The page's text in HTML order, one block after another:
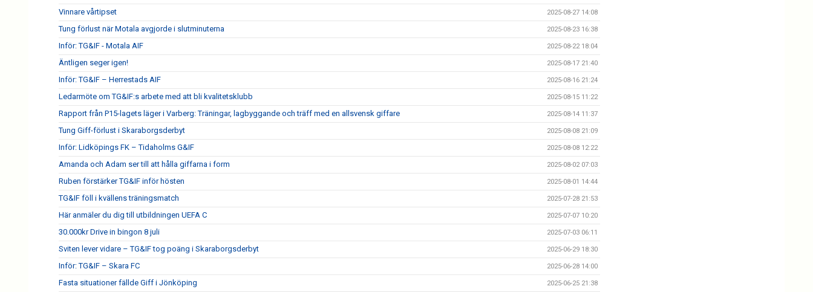
Vinnare vårtipset 2025-08-27 14:08
Tung förlust när Motala avgjorde i slutminuterna 2025-08-23 16:38
Inför: TG&IF - Motala AIF 2025-08-22 18:04
Äntligen seger igen! 2025-08-17 21:40
Inför: TG&IF – Herrestads AIF 2025-08-16 21:24
Ledarmöte om TG&IF:s arbete med att bli kvalitetsklubb 2025-08-15 11:22
Rapport från P15-lagets läger i Varberg: Träningar, lagbyggande och träff med en allsvensk giffare 2025-08-14 11:37
Tung Giff-förlust i Skaraborgsderbyt 2025-08-08 21:09
Inför: Lidköpings FK – Tidaholms G&IF 2025-08-08 12:22
Amanda och Adam ser till att hålla giffarna i form 2025-08-02 07:03
Ruben förstärker TG&IF inför hösten 2025-08-01 14:44
TG&IF föll i kvällens träningsmatch 2025-07-28 21:53
Här anmäler du dig till utbildningen UEFA C 2025-07-07 10:20
30.000kr Drive in bingon 8 juli 2025-07-03 06:11
Sviten lever vidare – TG&IF tog poäng i Skaraborgsderbyt 2025-06-29 18:30
Inför: TG&IF – Skara FC 2025-06-28 14:00
Fasta situationer fällde Giff i Jönköping 2025-06-25 21:38